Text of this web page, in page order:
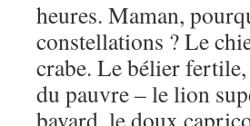
heures. Maman,
constellations ? Le
crabe. Le bélier fertile,
du pauvre – le lion
bavard, le doux